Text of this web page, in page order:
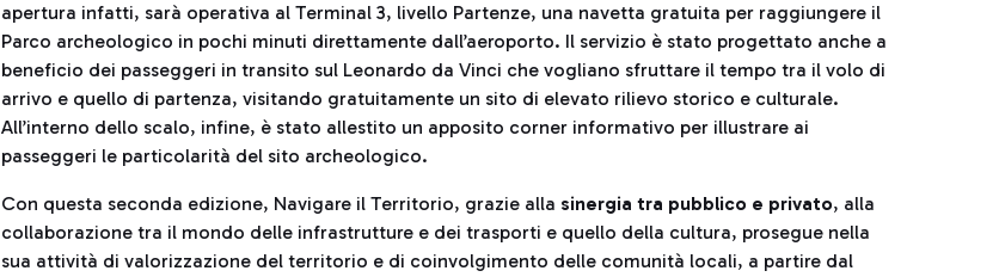
apertura infatti, sarà operativa al Terminal 3, livello Partenze, una navetta gratuita per raggiungere il
Parco archeologico in pochi minuti direttamente dall’aeroporto. Il servizio è stato progettato anche a
beneficio dei passeggeri in transito sul Leonardo da Vinci che vogliano sfruttare il tempo tra il volo di
arrivo e quello di partenza, visitando gratuitamente un sito di elevato rilievo storico e culturale.
All’interno dello scalo, infine, è stato allestito un apposito corner informativo per illustrare ai
passeggeri le particolarità del sito archeologico.
Con questa seconda edizione, Navigare il Territorio, grazie alla sinergia tra pubblico e privato, alla
collaborazione tra il mondo delle infrastrutture e dei trasporti e quello della cultura, prosegue nella
sua attività di valorizzazione del territorio e di coinvolgimento delle comunità locali, a partire dal